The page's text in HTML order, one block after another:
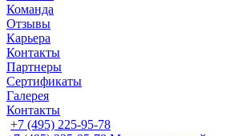
Команда
Отзывы
Карьера
Контакты
Партнеры
Сертификаты
Галерея
Контакты
+7 (495) 225-95-78